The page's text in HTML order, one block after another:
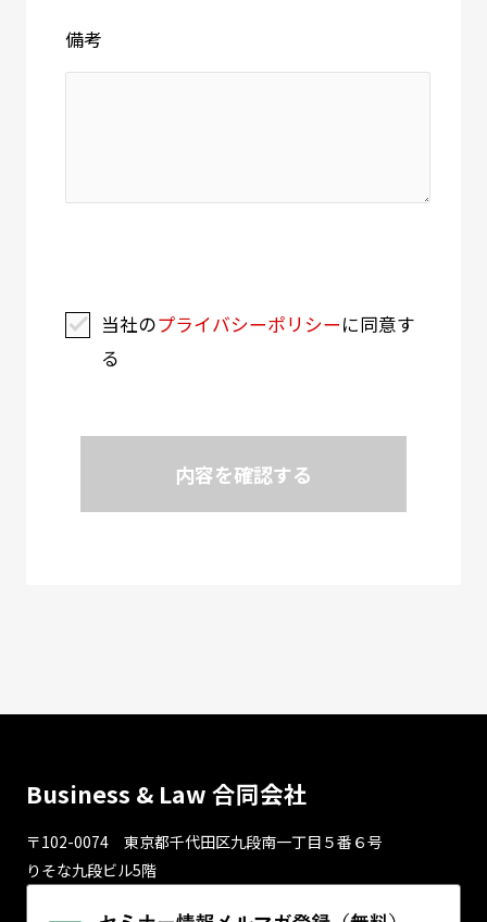
備考
当社のプライバシーポリシーに同意す
る
内容を確認する
Business & Law 合同会社
〒102-0074 東京都千代⽥区九段南⼀丁⽬５番６号
りそな九段ビル5階